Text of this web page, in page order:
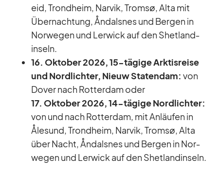
eid, Trond­heim, Nar­vik, Tromsø, Alta mit
Über­nach­tung, Ån­dals­nes und Ber­gen in
Nor­we­gen und Ler­wick auf den Shet­land­
in­seln.
16. Ok­to­ber 2026, 15-tä­gige Ark­tis­reise
und Nord­lich­ter, Nieuw Sta­ten­dam: von
Do­ver nach Rot­ter­dam oder
17. Ok­to­ber 2026, 14-tä­gige Nord­lich­ter:
von und nach Rot­ter­dam, mit An­läu­fen in
Åle­sund, Trond­heim, Nar­vik, Tromsø, Alta
über Nacht, Ån­dals­nes und Ber­gen in Nor­
we­gen und Ler­wick auf den Shet­land­in­seln.